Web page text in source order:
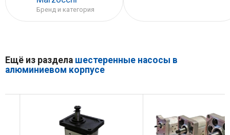
Бренд и категория
Ещё из раздела шестеренные насосы в
алюминиевом корпусе